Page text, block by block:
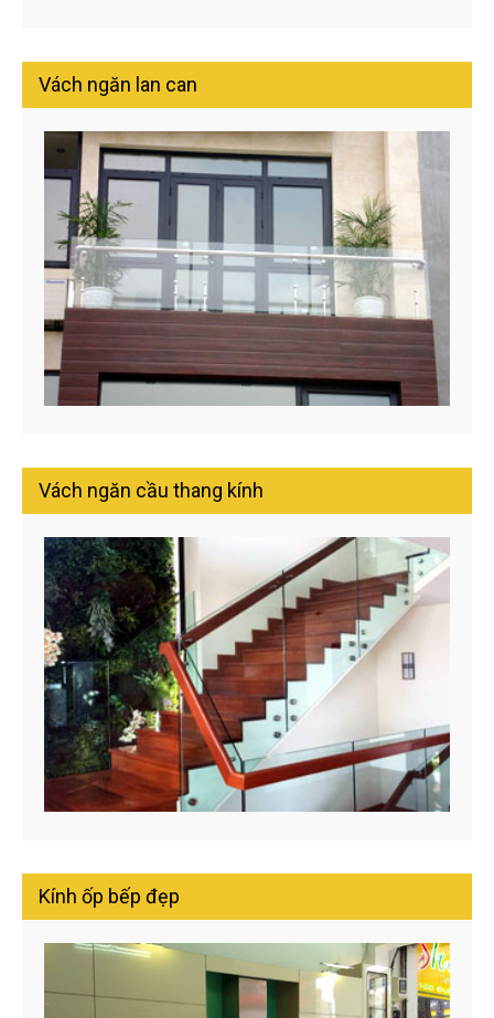
Vách ngăn lan can
Vách ngăn cầu thang kính
Kính ốp bếp đẹp